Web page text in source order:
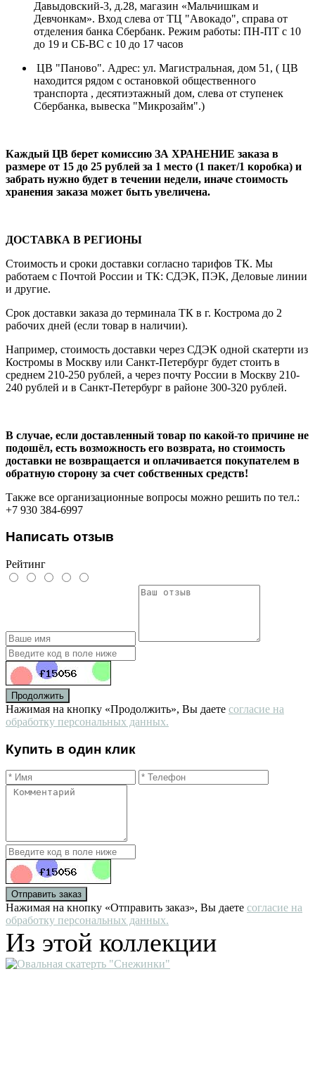
Давыдовский-3, д.28, магазин «Мальчишкам и
Девчонкам». Вход слева от ТЦ "Авокадо", справа от
отделения банка Сбербанк. Режим работы: ПН-ПТ с 10
до 19 и СБ-ВС с 10 до 17 часов
ЦВ "Паново". Адрес: ул. Магистральная, дом 51, ( ЦВ
находится рядом с остановкой общественного
транспорта , десятиэтажный дом, слева от ступенек
Сбербанка, вывеска "Микрозайм".)
Каждый ЦВ берет комиссию ЗА ХРАНЕНИЕ заказа в
размере от 15 до 25 рублей за 1 место (1 пакет/1 коробка) и
забрать нужно будет в течении недели, иначе стоимость
хранения заказа может быть увеличена.
ДОСТАВКА В РЕГИОНЫ
Стоимость и сроки доставки согласно тарифов ТК. Мы
работаем с Почтой России и ТК: СДЭК, ПЭК, Деловые линии
и другие.
Срок доставки заказа до терминала ТК в г. Кострома до 2
рабочих дней (если товар в наличии).
Например, стоимость доставки через СДЭК одной скатерти из
Костромы в Москву или Санкт-Петербург будет стоить в
среднем 210-250 рублей, а через почту России в Москву 210-
240 рублей и в Санкт-Петербург в районе 300-320 рублей.
В случае, если доставленный товар по какой-то причине не
подошёл, есть возможность его возврата, но стоимость
доставки не возвращается и оплачивается покупателем в
обратную сторону за счет собственных средств!
Также все организационные вопросы можно решить по тел.:
+7 930 384-6997
Написать отзыв
Рейтинг
Продолжить
Нажимая на кнопку «Продолжить», Вы даете согласие на
обработку персональных данных.
Купить в один клик
Отправить заказ
Нажимая на кнопку «Отправить заказ», Вы даете согласие на
обработку персональных данных.
Из этой коллекции